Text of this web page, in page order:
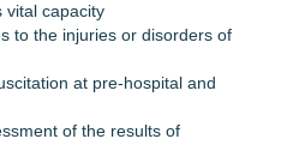
vital capacity
to the injuries or disorders of
at pre-hospital and
of the results of